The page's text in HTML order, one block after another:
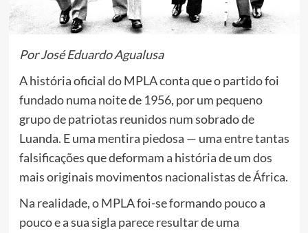
Por José Eduardo Agualusa
A história oficial do MPLA conta que o partido foi
fundado numa noite de 1956, por um pequeno
grupo de patriotas reunidos num sobrado de
Luanda. E uma mentira piedosa — uma entre tantas
falsificações que deformam a história de um dos
mais originais movimentos nacionalistas de África.
Na realidade, o MPLA foi-se formando pouco a
pouco e a sua sigla parece resultar de uma